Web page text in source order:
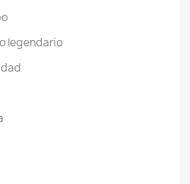
legendario